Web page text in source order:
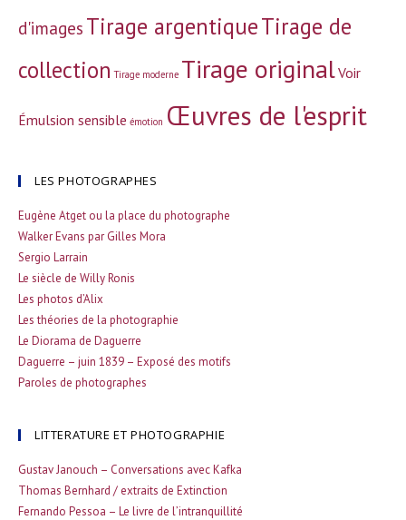
d'images Tirage argentiqueTirage de
collection Tirage moderne Tirage originalVoir
Émulsion sensible émotion Œuvres de l'esprit
LES PHOTOGRAPHES
Eugène Atget ou la place du photographe
Walker Evans par Gilles Mora
Sergio Larrain
Le siècle de Willy Ronis
Les photos d’Alix
Les théories de la photographie
Le Diorama de Daguerre
Daguerre – juin 1839 – Exposé des motifs
Paroles de photographes
LITTERATURE ET PHOTOGRAPHIE
Gustav Janouch – Conversations avec Kafka
Thomas Bernhard / extraits de Extinction
Fernando Pessoa – Le livre de l’intranquillité